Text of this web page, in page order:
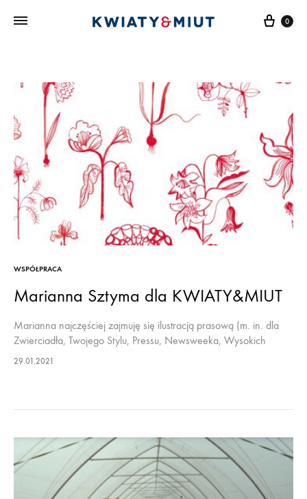
Cart
0
WSPÓŁPRACA
Marianna Sztyma dla KWIATY&MIUT
Marianna najczęściej zajmuję się ilustracją prasową (m. in. dla
Zwierciadła, Twojego Stylu, Pressu, Newsweeka, Wysokich
Obcasów). A jak nie rysuję, to głaszczę koty i psy. Tym razem
29.01.2021